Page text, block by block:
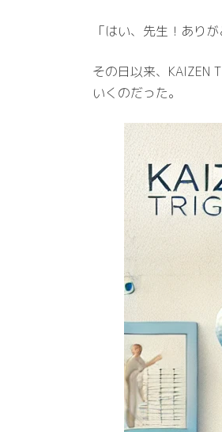
「はい、先生！あり
その日以来、KAIZEN
いくのだった。